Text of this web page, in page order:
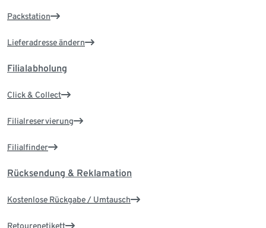
Packstation
Lieferadresse ändern
Filialabholung
Click & Collect
Filialreservierung
Filialfinder
Rücksendung & Reklamation
Kostenlose Rückgabe / Umtausch
Retourenetikett